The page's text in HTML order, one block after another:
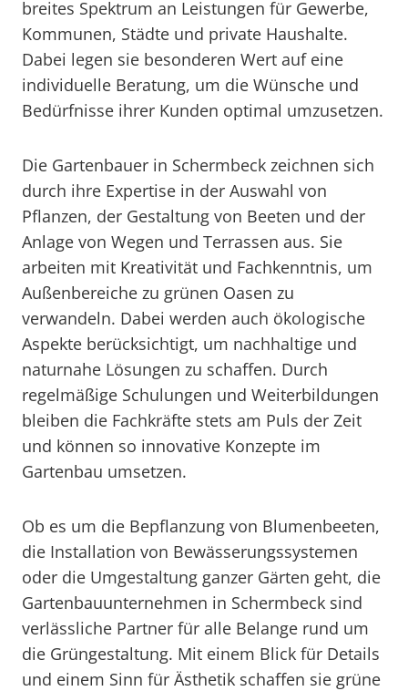
breites Spektrum an Leistungen für Gewerbe,
Kommunen, Städte und private Haushalte.
Dabei legen sie besonderen Wert auf eine
individuelle Beratung, um die Wünsche und
Bedürfnisse ihrer Kunden optimal umzusetzen.
Die Gartenbauer in Schermbeck zeichnen sich
durch ihre Expertise in der Auswahl von
Pflanzen, der Gestaltung von Beeten und der
Anlage von Wegen und Terrassen aus. Sie
arbeiten mit Kreativität und Fachkenntnis, um
Außenbereiche zu grünen Oasen zu
verwandeln. Dabei werden auch ökologische
Aspekte berücksichtigt, um nachhaltige und
naturnahe Lösungen zu schaffen. Durch
regelmäßige Schulungen und Weiterbildungen
bleiben die Fachkräfte stets am Puls der Zeit
und können so innovative Konzepte im
Gartenbau umsetzen.
Ob es um die Bepflanzung von Blumenbeeten,
die Installation von Bewässerungssystemen
oder die Umgestaltung ganzer Gärten geht, die
Gartenbauunternehmen in Schermbeck sind
verlässliche Partner für alle Belange rund um
die Grüngestaltung. Mit einem Blick für Details
und einem Sinn für Ästhetik schaffen sie grüne